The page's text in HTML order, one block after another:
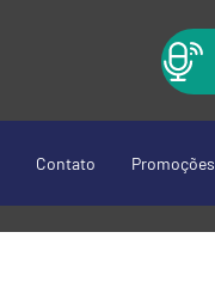
Contato Promoções